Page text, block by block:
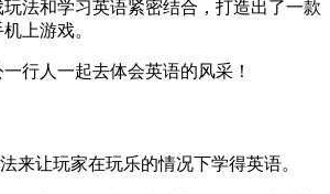
法和学习英语紧密结合，打造出了一款
上游戏。
行人一起去体会英语的风采！
来让玩家在玩乐的情况下学得英语。